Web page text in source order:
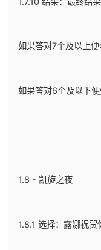
如果答对7个及以上
如果答对6个及以下
1.8 - 凯旋之夜
1.8.1 选择：露娜祝贺